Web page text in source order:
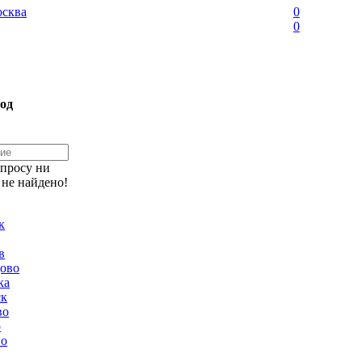
0
0
ни
найдено!